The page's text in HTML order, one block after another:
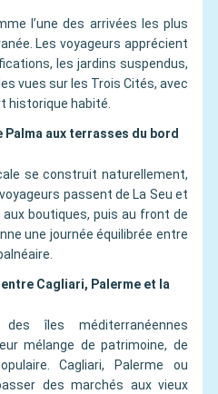
l’une des arrivées les plus
Les voyageurs apprécient
les jardins suspendus,
vues sur les Trois Cités, avec
historique habité.
Palma aux terrasses du bord
se construit naturellement,
passent de La Seu et
boutiques, puis au front de
une journée équilibrée entre
Cagliari, Palerme et la
îles méditerranéennes
mélange de patrimoine, de
Cagliari, Palerme ou
des marchés aux vieux